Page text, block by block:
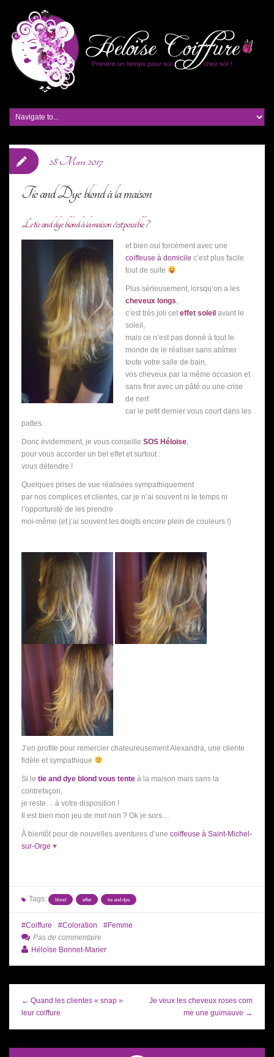
Tie and Dye blond à la maison
Le tie and dye blond à la maison c’est possible ?
et bien oui forcément avec une
coiffeuse à domicile c’est plus facile
tout de suite
Plus sérieusement, lorsqu’on a les
cheveux longs,
c’est très joli ceteffet soleil avant le
soleil,
mais ce n’est pas donné à tout le
monde de le réaliser sans abîmer
toute votre salle de bain,
vos cheveux par la même occasion et
sans finir avec un pâté ou une crise
de nerf
car le petit dernier vous court dans les
pattes.
Donc évidemment, je vous conseille SOS Héloïse,
pour vous accorder un bel effet et surtout :
vous détendre !
Quelques prises de vue réalisées sympathiquement
par nos complices et clientes, car je n’ai souvent ni le temps ni
l’opportunité de les prendre
moi-même (et j’ai souvent les doigts encore plein de couleurs !)
J’en profite pour remercier chaleureusement Alexandra, une cliente
fidèle et sympathique
Si le tie and dye blond vous tente à la maison mais sans la
contrefaçon,
je reste… à votre disposition !
Il est bien mon jeu de mot non ? Ok je sors…
À bientôt pour de nouvelles aventures d’une coiffeuse à Saint-Michel-
sur-Orge ♥
Tags: blond effet tie and dye
28 Mars 2017
Coiffure Coloration
Femme
Pas de commentaire
Héloïse Bonnet-Marier
← Quand les clientes « snap »
leur coiffure
Je veux les cheveux roses com
me une guimauve →